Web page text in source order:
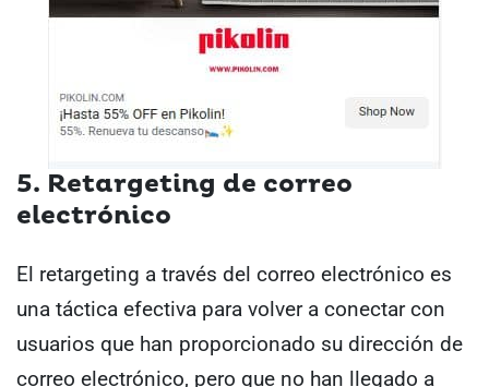
5. Retargeting de correo
electrónico
El retargeting a través del correo electrónico es
una táctica efectiva para volver a conectar con
usuarios que han proporcionado su dirección de
correo electrónico, pero que no han llegado a